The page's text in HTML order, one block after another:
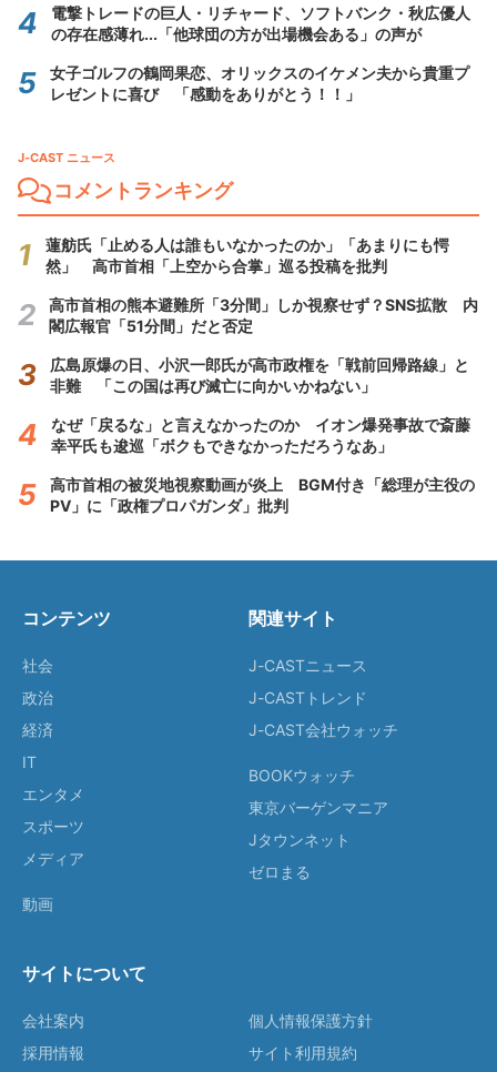
電撃トレードの巨人・リチャード、ソフトバンク・秋広優人
の存在感薄れ...「他球団の方が出場機会ある」の声が
女子ゴルフの鶴岡果恋、オリックスのイケメン夫から貴重プ
レゼントに喜び 「感動をありがとう！！」
J-CAST ニュース
コメントランキング
蓮舫氏「止める人は誰もいなかったのか」「あまりにも愕
然」 高市首相「上空から合掌」巡る投稿を批判
高市首相の熊本避難所「3分間」しか視察せず？SNS拡散 内
閣広報官「51分間」だと否定
広島原爆の日、小沢一郎氏が高市政権を「戦前回帰路線」と
非難 「この国は再び滅亡に向かいかねない」
なぜ「戻るな」と言えなかったのか イオン爆発事故で斎藤
幸平氏も逡巡「ボクもできなかっただろうなあ」
高市首相の被災地視察動画が炎上 BGM付き「総理が主役の
PV」に「政権プロパガンダ」批判
コンテンツ
社会
政治
経済
IT
エンタメ
スポーツ
メディア
動画
関連サイト
J-CASTニュース
J-CASTトレンド
J-CAST会社ウォッチ
BOOKウォッチ
東京バーゲンマニア
Jタウンネット
ゼロまる
サイトについて
会社案内
採用情報
個人情報保護方針
サイト利用規約